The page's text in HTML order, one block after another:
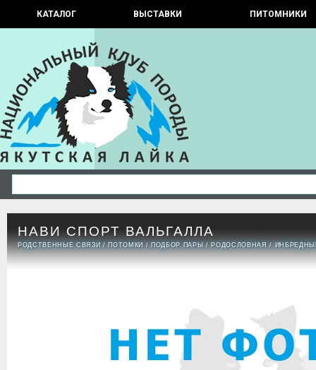
КАТАЛОГ ВЫСТАВКИ ПИТОМНИКИ
НАВИ СПОРТ ВАЛЬГАЛЛА
РОДСТВЕННЫЕ СВЯЗИ /ПОТОМКИ /ПОДБОР ПАРЫ /РОДОСЛОВНАЯ /